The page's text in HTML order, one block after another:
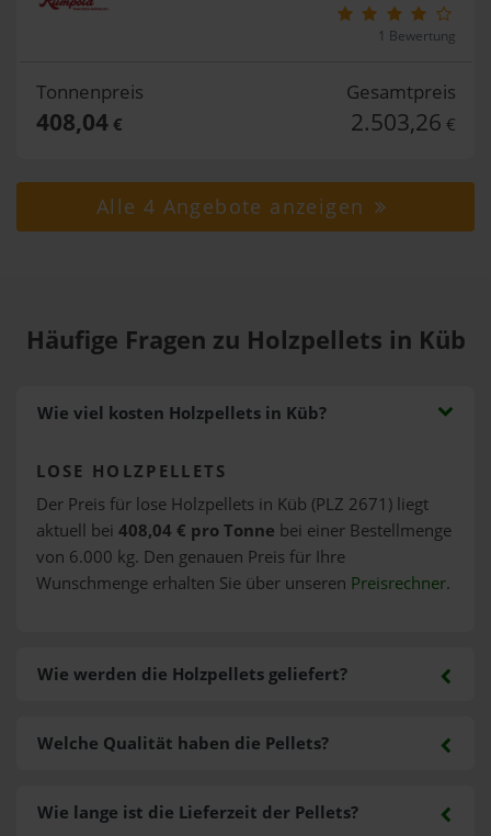
1 Bewertung
Tonnenpreis
408,04€
Gesamtpreis
2.503,26 €
Alle 4 Angebote anzeigen
Häufige Fragen zu Holzpellets in Küb
Wie viel kosten Holzpellets in Küb?
LOSE HOLZPELLETS
Der Preis für lose Holzpellets in Küb (PLZ 2671) liegt
aktuell bei 408,04 € pro Tonne bei einer Bestellmenge
von 6.000 kg. Den genauen Preis für Ihre
Wunschmenge erhalten Sie über unseren Preisrechner.
Wie werden die Holzpellets geliefert?
Welche Qualität haben die Pellets?
Wie lange ist die Lieferzeit der Pellets?